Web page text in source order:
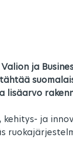
ja
lisäarvo
kehitys- ja